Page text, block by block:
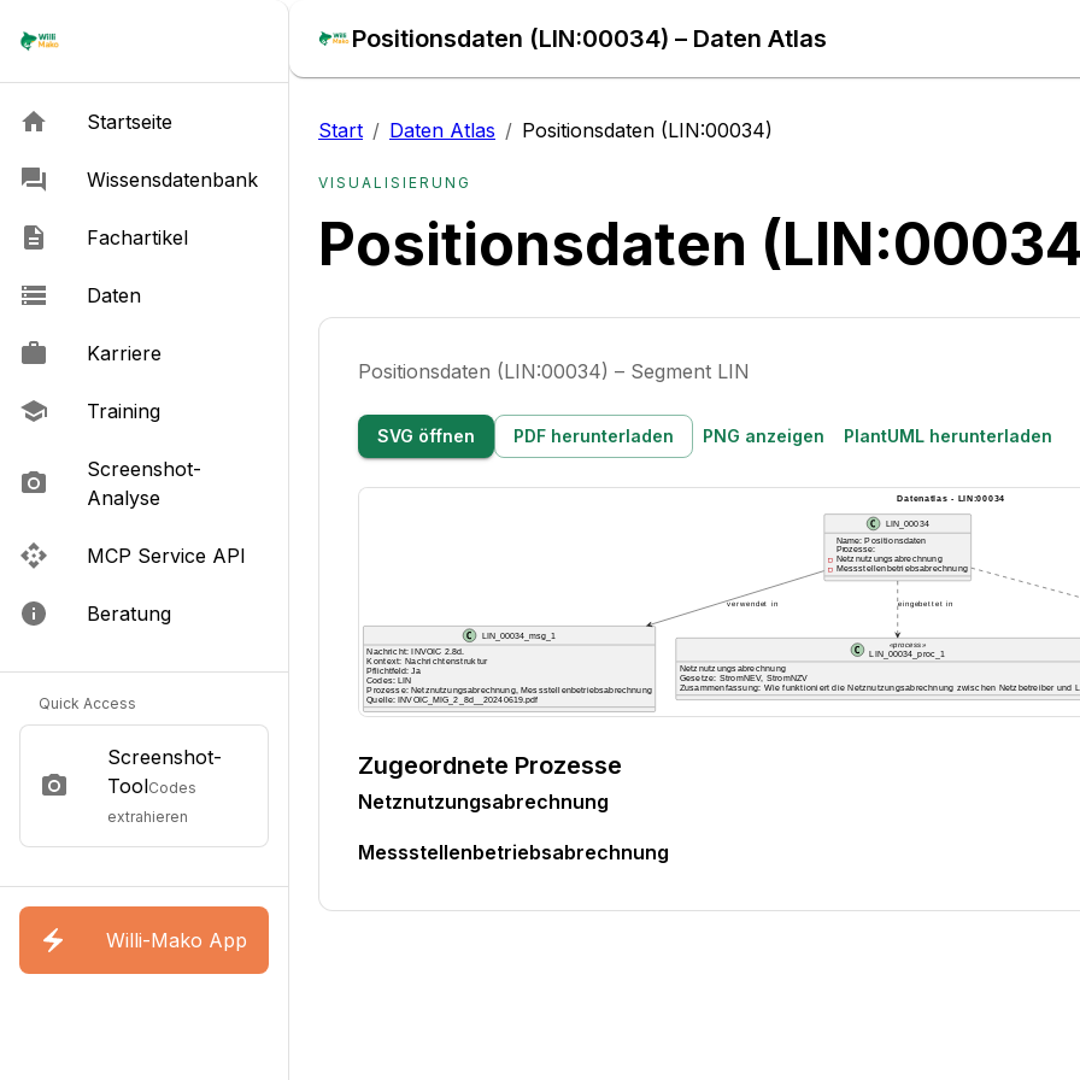
Positionsdaten (LIN:00034) – Daten Atlas
Startseite
Wissensdatenbank
Fachartikel
Daten
Karriere
Training
Screenshot-
Analyse
MCP Service API
Beratung
Quick Access
Screenshot-
ToolCodes
extrahieren
Willi-Mako App
Start / Daten Atlas / Positionsdaten (LIN:00034)
VISUALISIERUNG
Positionsdaten
Positionsdaten (LIN:00034) – Segment LIN
SVG öffnen PDF herunterladen PNG anzeigen PlantUML herunterladen
Zugeordnete Prozesse
Netznutzungsabrechnung
Messstellenbetriebsabrechnung